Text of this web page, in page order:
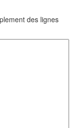
des lignes